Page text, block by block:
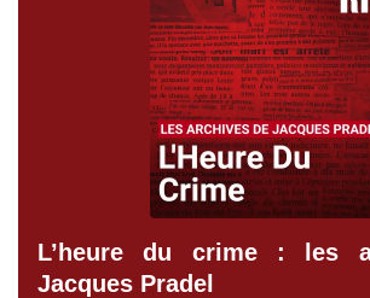
L’heure du crime : les
Jacques Pradel